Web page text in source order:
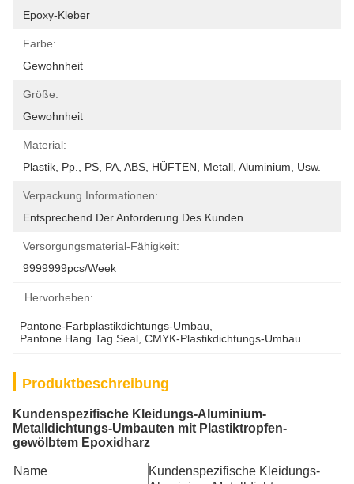
Epoxy-Kleber
Farbe:
Gewohnheit
Größe:
Gewohnheit
Material:
Plastik, Pp., PS, PA, ABS, HÜFTEN, Metall, Aluminium, Usw.
Verpackung Informationen:
Entsprechend Der Anforderung Des Kunden
Versorgungsmaterial-Fähigkeit:
9999999pcs/week
Hervorheben:
Pantone-Farbplastikdichtungs-Umbau
Pantone Hang Tag Seal CMYK-Plastikdichtungs-Umbau
Produktbeschreibung
Kundenspezifische Kleidungs-Aluminium-
Metalldichtungs-Umbauten mit Plastiktropfen-
gewölbtem Epoxidharz
Name
Kundenspezifische Kleidungs-